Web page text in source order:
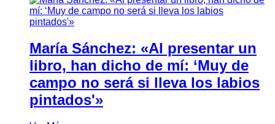
María Sánchez: «Al presentar un
libro, han dicho de mí: ‘Muy de
campo no será si lleva los labios
pintados'»